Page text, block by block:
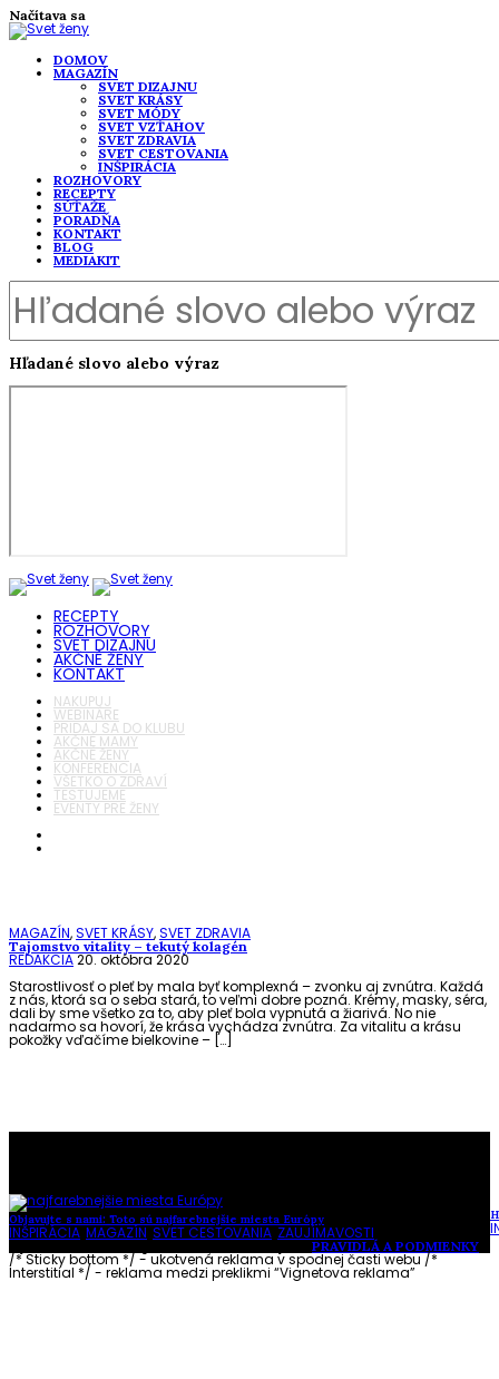
Načítava sa
DOMOV
MAGAZÍN
SVET DIZAJNU
SVET KRÁSY
SVET MÓDY
SVET VZŤAHOV
SVET ZDRAVIA
SVET CESTOVANIA
INŠPIRÁCIA
ROZHOVORY
RECEPTY
SÚŤAŽE
PORADŇA
KONTAKT
BLOG
MEDIAKIT
Hľadané slovo alebo výraz
RECEPTY
ROZHOVORY
SVET DIZAJNU
AKČNÉ ŽENY
KONTAKT
NAKUPUJ
WEBINÁRE
PRIDAJ SA DO KLUBU
AKČNÉ MAMY
AKČNÉ ŽENY
KONFERENCIA
VŠETKO O ZDRAVÍ
TESTUJEME
EVENTY PRE ŽENY
MAGAZÍN,SVET KRÁSY,SVET ZDRAVIA
Tajomstvo vitality – tekutý kolagén
REDAKCIA20. októbra 2020
Starostlivosť o pleť by mala byť komplexná – zvonku aj zvnútra. Každá
z nás, ktorá sa o seba stará, to veľmi dobre pozná. Krémy, masky, séra,
dali by sme všetko za to, aby pleť bola vypnutá a žiarivá. No nie
nadarmo sa hovorí, že krása vychádza zvnútra. Za vitalitu a krásu
pokožky vďačíme bielkovine – […]
Objavujte s nami: Toto sú najfarebnejšie miesta Európy
INŠPIRÁCIA MAGAZÍN SVET CESTOVANIA ZAUJÍMAVOSTI
PRAVIDLÁ A PODMIENKY
/* Sticky bottom */ - ukotvená reklama v spodnej časti webu/*
Interstitial */ - reklama medzi preklikmi “Vignetova reklama”